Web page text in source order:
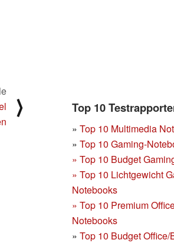
Top 10
» Top 10 Multimedia
» Top 10 Gaming-
» Top 10 Budget
» Top 10 Lichtgewicht
Notebooks
» Top 10 Premium
Notebooks
» Top 10 Budget Office/
⟩